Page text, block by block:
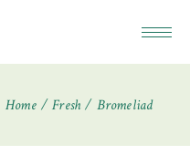
Home Fresh Bromeliad